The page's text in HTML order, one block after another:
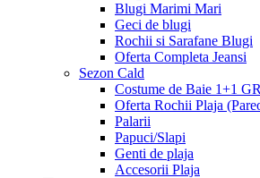
Blugi Marimi Mari
Geci de blugi
Rochii si Sarafane Blugi
Oferta Completa Jeansi
Sezon Cald
Costume de Baie 1+1
Oferta Rochii Plaja
Palarii
Papuci/Slapi
Genti de plaja
Accesorii Plaja